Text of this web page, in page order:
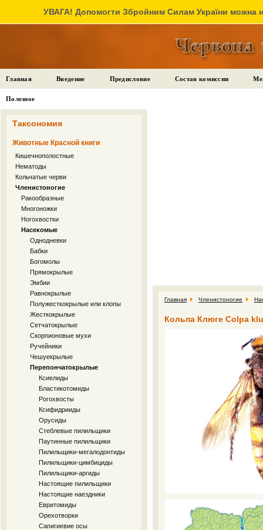
УВАГА! Допомогти Збройним Силам України можна
Главная Введение Предисловие Состав комиссии
Полезное
Таксономия
Животные Красной книги
Кишечнополостные
Нематоды
Кольчатые черви
Членистоногие
Ракообразные
Многоножки
Ногохвостки
Насекомые
Однодневки
Бабки
Богомолы
Прямокрылые
Эмбии
Равнокрылые
Полужесткокрылые или клопы
Жесткокрылые
Сетчатокрылые
Скорпионовые мухи
Ручейники
Чешуекрылые
Перепончатокрылые
Ксиелиды
Бластикотомиды
Рогохвосты
Ксифидрииды
Орусиды
Стеблевые пилильщики
Паутинные пилильщики
Пилильщики-мегалодонтиды
Пилильщики-цимбициды
Пилильщики-аргиды
Настоящие пилильщики
Настоящие наездники
Евритомиды
Орехотворки
Сапигиевие осы
Главная Членистоногие
Кольпа Клюге Colpa